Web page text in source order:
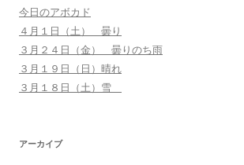
今日のアボカド
４月１日（土） 曇り
３月２４日（金） 曇りのち雨
３月１９日（日）晴れ
３月１８日（土）雪
アーカイブ